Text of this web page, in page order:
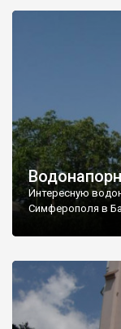
Интересную
Симферополя в